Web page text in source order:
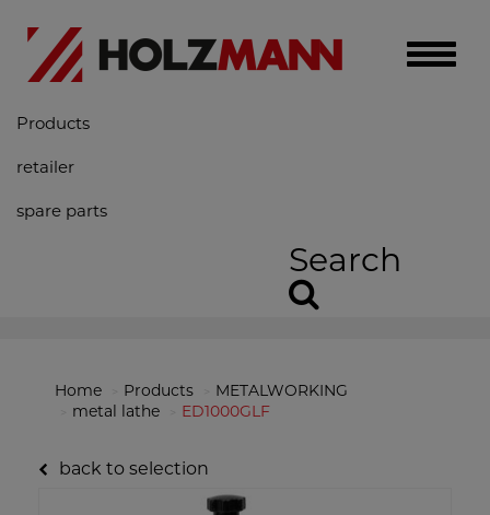
Toggle
Products
retailer
spare parts
Search
Home Products
METALWORKING
metal lathe
ED1000GLF
back to selection